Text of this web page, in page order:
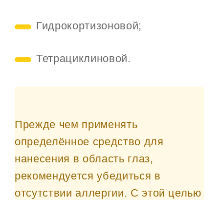
Гидрокортизоновой;
Тетрациклиновой.
Прежде чем применять
определённое средство для
нанесения в область глаз,
рекомендуется убедиться в
отсутствии аллергии. С этой целью